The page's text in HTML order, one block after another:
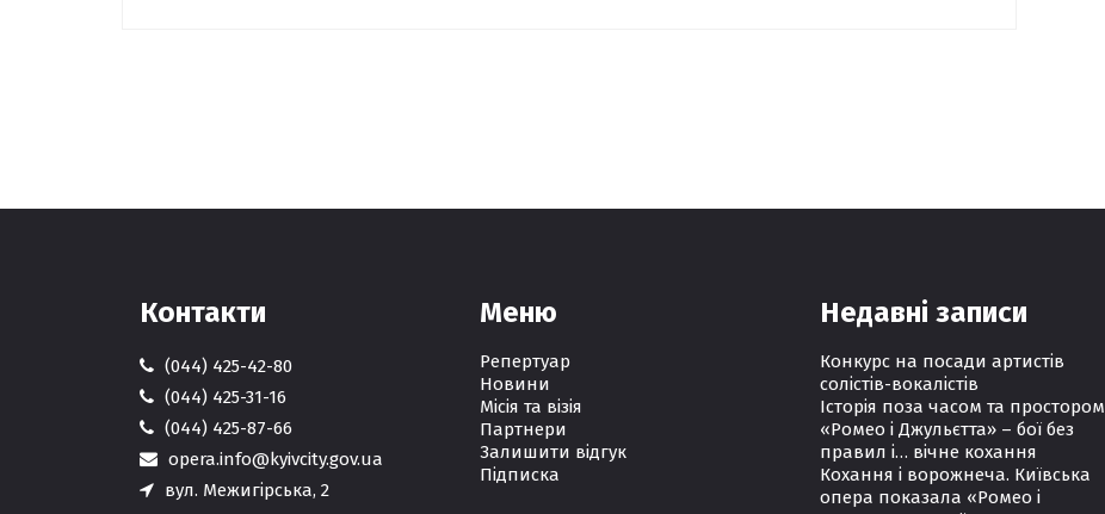
Контакти
(044) 425-42-80
(044) 425-31-16
(044) 425-87-66
opera.info@kyivcity.gov.ua
вул. Межигірська, 2
Меню
Репертуар
Новини
Місія та візія
Партнери
Залишити відгук
Підписка
Недавні записи
Конкурс на посади артистів
солістів-вокалістів
Історія поза часом та простором
«Ромео і Джульєтта» – бої без
правил і… вічне кохання
Кохання і ворожнеча. Київська
опера показала «Ромео і